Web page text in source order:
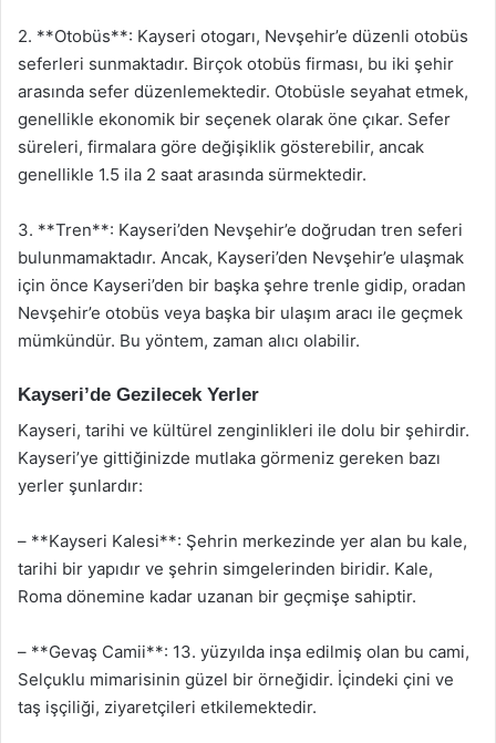
2. **Otobüs**: Kayseri otogarı, Nevşehir’e düzenli otobüs
seferleri sunmaktadır. Birçok otobüs firması, bu iki şehir
arasında sefer düzenlemektedir. Otobüsle seyahat etmek,
genellikle ekonomik bir seçenek olarak öne çıkar. Sefer
süreleri, firmalara göre değişiklik gösterebilir, ancak
genellikle 1.5 ila 2 saat arasında sürmektedir.
3. **Tren**: Kayseri’den Nevşehir’e doğrudan tren seferi
bulunmamaktadır. Ancak, Kayseri’den Nevşehir’e ulaşmak
için önce Kayseri’den bir başka şehre trenle gidip, oradan
Nevşehir’e otobüs veya başka bir ulaşım aracı ile geçmek
mümkündür. Bu yöntem, zaman alıcı olabilir.
Kayseri’de Gezilecek Yerler
Kayseri, tarihi ve kültürel zenginlikleri ile dolu bir şehirdir.
Kayseri’ye gittiğinizde mutlaka görmeniz gereken bazı
yerler şunlardır:
– **Kayseri Kalesi**: Şehrin merkezinde yer alan bu kale,
tarihi bir yapıdır ve şehrin simgelerinden biridir. Kale,
Roma dönemine kadar uzanan bir geçmişe sahiptir.
– **Gevaş Camii**: 13. yüzyılda inşa edilmiş olan bu cami,
Selçuklu mimarisinin güzel bir örneğidir. İçindeki çini ve
taş işçiliği, ziyaretçileri etkilemektedir.